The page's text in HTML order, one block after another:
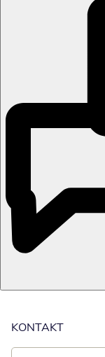
KONTAKT